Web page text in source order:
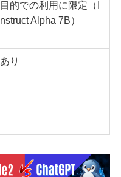
目的での利用に限定（I
nstruct Alpha 7B）
あり